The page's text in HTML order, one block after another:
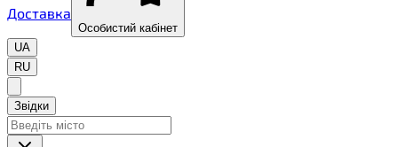
Доставка
Особистий кабінет
UA
RU
Звідки